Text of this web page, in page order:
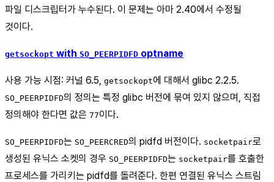
파일 디스크립터가 누수된다. 이 문제는 아마 2.40에서 수정될
것이다.
getsockopt with SO_PEERPIDFD optname
사용 가능 시점: 커널 6.5, getsockopt에 대해서 glibc 2.2.5.
SO_PEERPIDFD의 정의는 특정 glibc 버전에 묶여 있지 않으며, 직접
정의해야 한다면 값은 77이다.
SO_PEERPIDFD는 SO_PEERCRED의 pidfd 버전이다. socketpair로
생성된 유닉스 소켓의 경우 SO_PEERPIDFD는 socketpair를 호출한
프로세스를 가리키는 pidfd를 돌려준다. 한편 연결된 유닉스 스트림